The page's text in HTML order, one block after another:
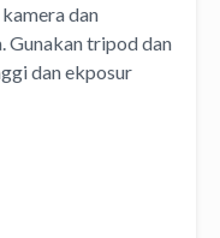
dan
Gunakan tripod dan
dan ekposur